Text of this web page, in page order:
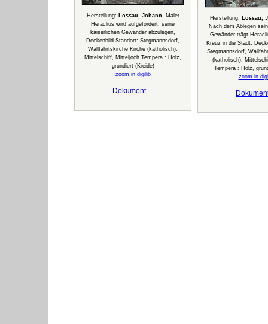
Herstellung: Lossau, Johann, Maler
Heraclius wird aufgefordert, seine
kaiserlichen Gewänder abzulegen,
Deckenbild Standort: Stegmannsdorf,
Wallfahrtskirche Kirche (katholisch),
Mittelschiff, Mitteljoch Tempera : Holz,
grundiert (Kreide)
zoom in digilib
Dokument…
Herstellung: Lossau,
Nach dem Ablegen
Gewänder trägt
Kreuz in die Stadt,
Stegmannsdorf,
(katholisch),
Tempera : Holz,
zoom in